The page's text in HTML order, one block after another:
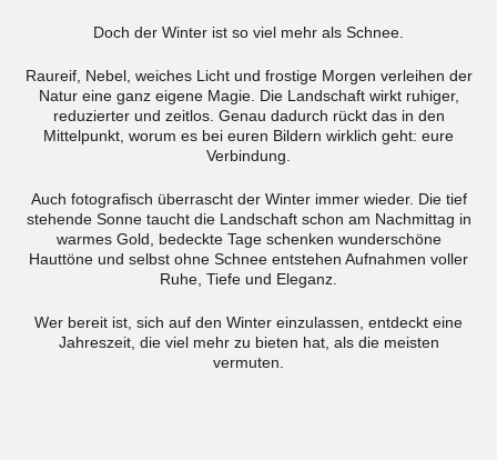
Doch der Winter ist so viel mehr als Schnee.
Raureif, Nebel, weiches Licht und frostige Morgen verleihen der
Natur eine ganz eigene Magie. Die Landschaft wirkt ruhiger,
reduzierter und zeitlos. Genau dadurch rückt das in den
Mittelpunkt, worum es bei euren Bildern wirklich geht: eure
Verbindung.
Auch fotografisch überrascht der Winter immer wieder. Die tief
stehende Sonne taucht die Landschaft schon am Nachmittag in
warmes Gold, bedeckte Tage schenken wunderschöne
Hauttöne und selbst ohne Schnee entstehen Aufnahmen voller
Ruhe, Tiefe und Eleganz.
Wer bereit ist, sich auf den Winter einzulassen, entdeckt eine
Jahreszeit, die viel mehr zu bieten hat, als die meisten
vermuten.